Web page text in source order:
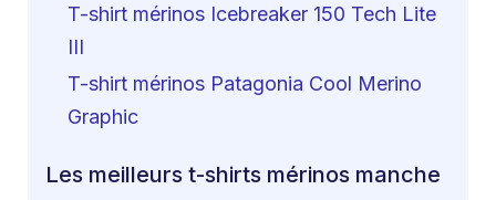
T-shirt mérinos Icebreaker 150 Tech Lite
III
T-shirt mérinos Patagonia Cool Merino
Graphic
Les meilleurs t-shirts mérinos manche